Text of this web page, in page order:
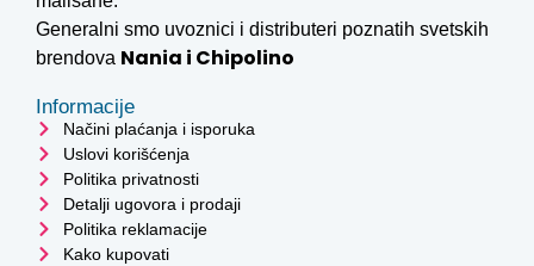
Generalni smo uvoznici i distributeri poznatih svetskih
brendova Nania i Chipolino
Informacije
Načini plaćanja i isporuka
Uslovi korišćenja
Politika privatnosti
Detalji ugovora i prodaji
Politika reklamacije
Kako kupovati